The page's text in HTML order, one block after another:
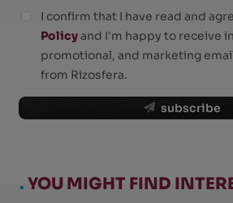
subscribe
I confirm that I have read and
Policyand I'm happy to receive
promotional, and marketing
from Rizosfera.
. YOU MIGHT FIND